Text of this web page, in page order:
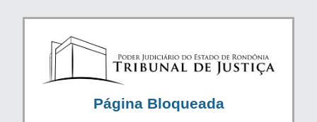
Página Bloqueada